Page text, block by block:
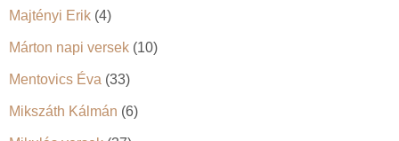
Majtényi Erik (4)
Márton napi versek (10)
Mentovics Éva (33)
Mikszáth Kálmán (6)